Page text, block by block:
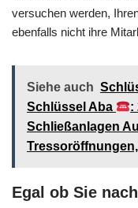
versuchen werden,
ebenfalls nicht ihre
Siehe auch
Schlüssel Aba
:
Schließanlagen
Egal ob Sie